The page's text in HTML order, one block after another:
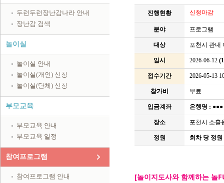
두런두런장난감나라 안내
장난감 검색
놀이실
놀이실 안내
놀이실(개인) 신청
놀이실(단체) 신청
부모교육
부모교육 안내
부모교육 일정
참여프로그램
참여프로그램 안내
진행현황 신청마감
분야 프로그램
대상 포천시 관내
일시 2026-06-12
접수기간 2026-05-13
참가비 무료
입금계좌 은행명 :
장소 포천시 소흘
정원 회차 당 정원
[놀이지도사와 함께하는 놀